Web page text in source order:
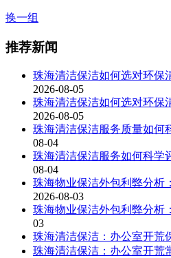
换一组
推荐新闻
珠海清洁保洁如何选对环保
2026-08-05
珠海清洁保洁如何选对环保
2026-08-05
珠海清洁保洁服务质量如何
08-04
珠海清洁保洁服务如何科学
08-04
珠海物业保洁外包利弊分析
2026-08-03
珠海物业保洁外包利弊分析
03
珠海清洁保洁：办公室开荒
珠海清洁保洁：办公室开荒